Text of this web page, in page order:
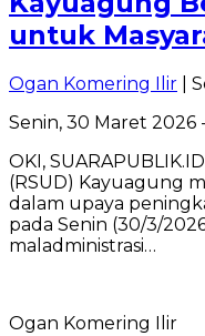
untuk
Ogan Komering Ilir |
Senin, 30 Maret 2026
OKI,
(RSUD) Kayuagung
dalam upaya
pada Senin (30/3/
maladministrasi…
Ogan Komering Ilir